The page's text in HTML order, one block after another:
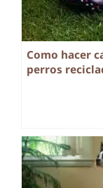
Como hacer
perros